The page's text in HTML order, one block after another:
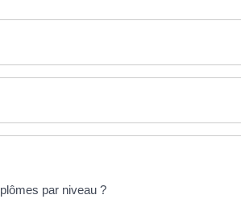
par niveau ?